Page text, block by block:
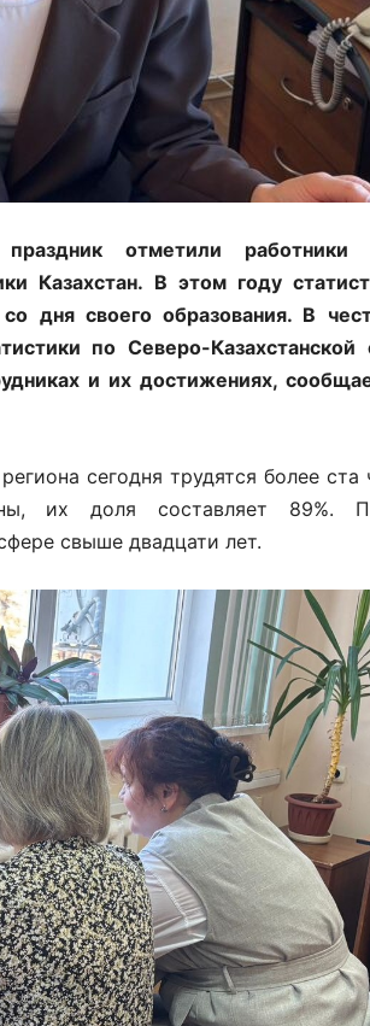
отметили работники
Казахстан. В этом году
дня своего образования. В
по Северо-Казахстанской
и их достижениях,
сегодня трудятся более ста
их доля составляет 89%.
свыше двадцати лет.